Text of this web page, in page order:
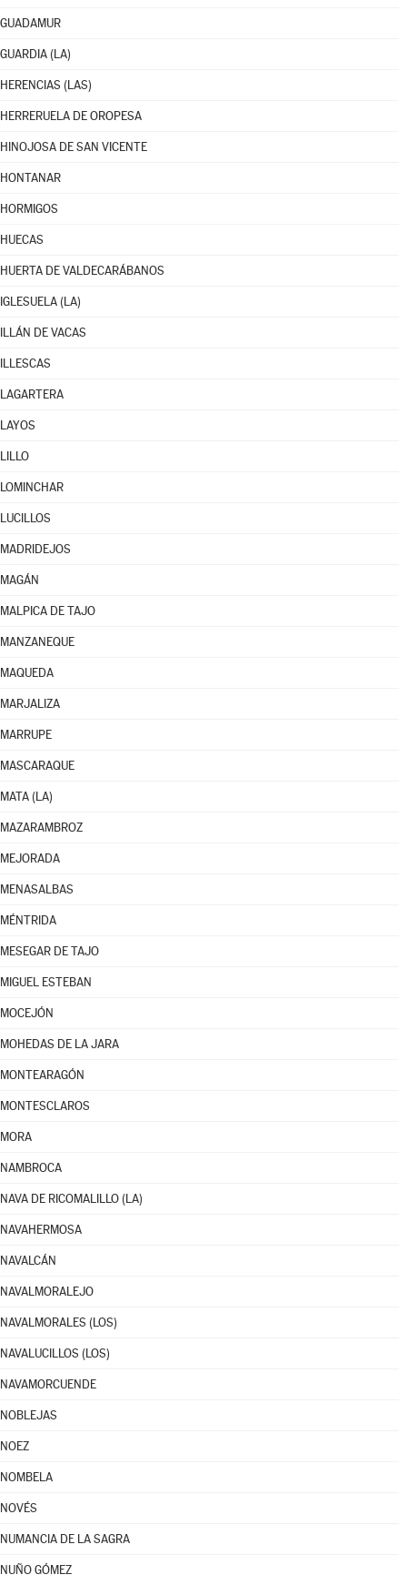
GUADAMUR
GUARDIA (LA)
HERENCIAS (LAS)
HERRERUELA DE OROPESA
HINOJOSA DE SAN VICENTE
HONTANAR
HORMIGOS
HUECAS
HUERTA DE VALDECARÁBANOS
IGLESUELA (LA)
ILLÁN DE VACAS
ILLESCAS
LAGARTERA
LAYOS
LILLO
LOMINCHAR
LUCILLOS
MADRIDEJOS
MAGÁN
MALPICA DE TAJO
MANZANEQUE
MAQUEDA
MARJALIZA
MARRUPE
MASCARAQUE
MATA (LA)
MAZARAMBROZ
MEJORADA
MENASALBAS
MÉNTRIDA
MESEGAR DE TAJO
MIGUEL ESTEBAN
MOCEJÓN
MOHEDAS DE LA JARA
MONTEARAGÓN
MONTESCLAROS
MORA
NAMBROCA
NAVA DE RICOMALILLO (LA)
NAVAHERMOSA
NAVALCÁN
NAVALMORALEJO
NAVALMORALES (LOS)
NAVALUCILLOS (LOS)
NAVAMORCUENDE
NOBLEJAS
NOEZ
NOMBELA
NOVÉS
NUMANCIA DE LA SAGRA
NUÑO GÓMEZ